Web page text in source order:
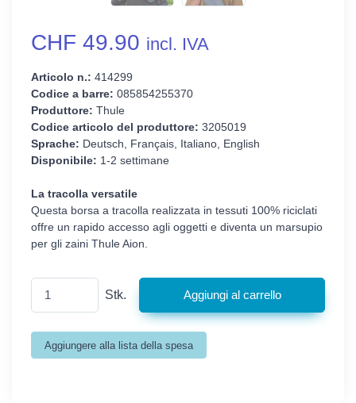
CHF 49.90 incl. IVA
Articolo n.: 414299
Codice a barre: 085854255370
Produttore: Thule
Codice articolo del produttore: 3205019
Sprache: Deutsch, Français, Italiano, English
Disponibile: 1-2 settimane
La tracolla versatile
Questa borsa a tracolla realizzata in tessuti 100% riciclati
offre un rapido accesso agli oggetti e diventa un marsupio
per gli zaini Thule Aion.
Stk.